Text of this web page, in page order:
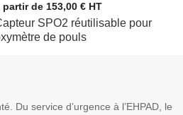
partir de 153,00 € HT
SPO2 réutilisable pour
de pouls
Du service d’urgence à l’EHPAD, le